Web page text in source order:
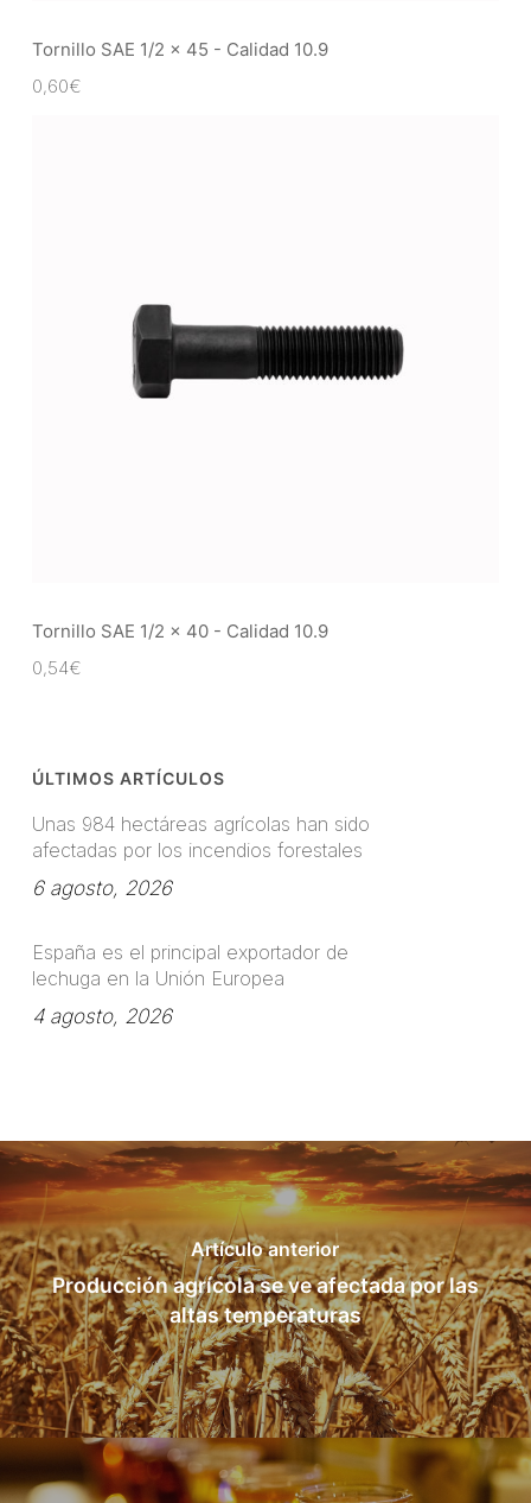
Tornillo SAE 1/2 x 45 - Calidad 10.9
0,60€
Tornillo SAE 1/2 x 40 - Calidad 10.9
0,54€
ÚLTIMOS ARTÍCULOS
Unas 984 hectáreas agrícolas han sido
afectadas por los incendios forestales
6 agosto, 2026
España es el principal exportador de
lechuga en la Unión Europea
4 agosto, 2026
Artículo anterior
Producción agrícola se ve afectada por las
altas temperaturas